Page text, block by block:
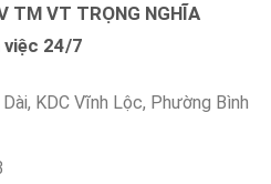
TM VT TRỌNG NGHĨA
việc 24/7
KDC Vĩnh Lộc, Phường Bình